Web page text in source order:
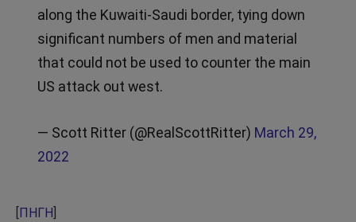
along the Kuwaiti-Saudi border, tying down
significant numbers of men and material
that could not be used to counter the main
US attack out west.
— Scott Ritter (@RealScottRitter) March 29,
2022
ΠΗΓΗ